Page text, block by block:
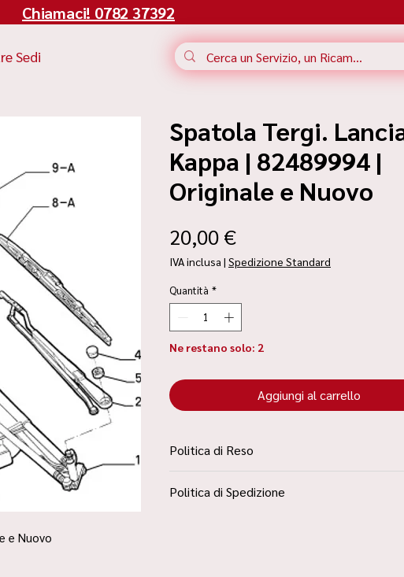
Chiamaci! 0782 37392
Sedi
e Nuovo
Spatola Tergi.
Kappa | 82489994 |
Originale e Nuovo
20,00 €Prezzo
IVA inclusa | Spedizione Standard
Quantità *
Ne restano solo: 2
Aggiungi al carrello
Politica di Reso
Condizioni”
Politica di Spedizione